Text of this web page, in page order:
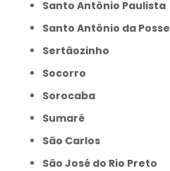
Santo Antônio Paulista
Santo Antônio da Posse
Sertãozinho
Socorro
Sorocaba
Sumaré
São Carlos
São José do Rio Preto